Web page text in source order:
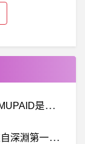
爆
料：TEMUPAID是真的詐騙嗎？TEMUPAID是詐騙？TEMUPAID投資詐騙？TEMUPAID是真的？TEMUPAID交易所詐騙？TEMUPAID入金不出金？假投資真詐騙？
希
洽- 來自深淵第一季後面還有嗎？ 來自深淵第一季後面還有嗎？